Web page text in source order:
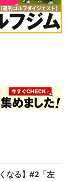
なる】#2「左